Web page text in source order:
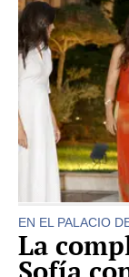
EN EL PALACIO
La